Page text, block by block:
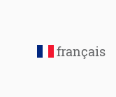
français